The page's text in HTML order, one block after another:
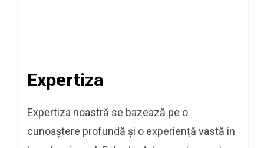
Expertiza
Expertiza noastră se bazează pe o
cunoaștere profundă și o experiență vastă în